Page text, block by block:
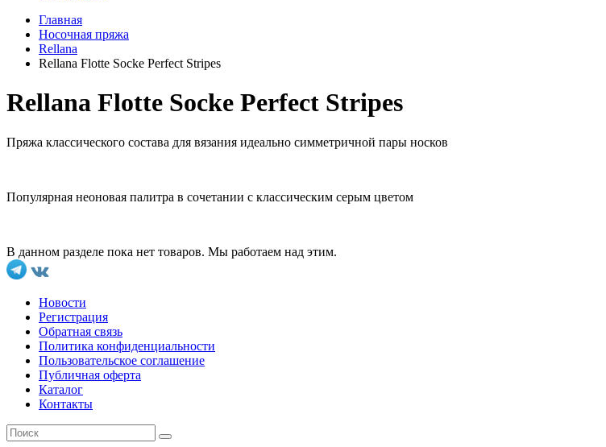
Главная
Носочная пряжа
Rellana
Rellana Flotte Socke Perfect Stripes
Rellana Flotte Socke Perfect Stripes
Пряжа классического состава для вязания идеально симметричной пары носков
Популярная неоновая палитра в сочетании с классическим серым цветом
В данном разделе пока нет товаров. Мы работаем над этим.
Новости
Регистрация
Обратная связь
Политика конфиденциальности
Пользовательское соглашение
Публичная оферта
Каталог
Контакты